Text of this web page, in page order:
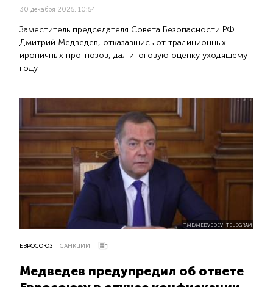
30 декабря 2025, 10:54
Заместитель председателя Совета Безопасности РФ
Дмитрий Медведев, отказавшись от традиционных
ироничных прогнозов, дал итоговую оценку уходящему
году
T.ME/MEDVEDEV_TELEGRAM
ЕВРОСОЮЗ САНКЦИИ
Медведев предупредил об ответе